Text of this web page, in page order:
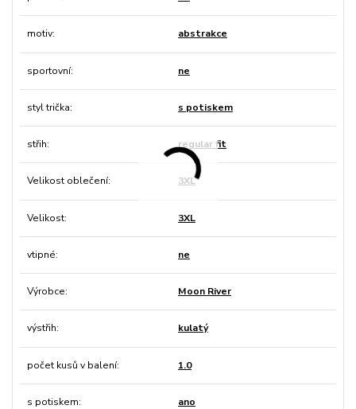
motiv abstrakce
sportovní ne
styl trička s potiskem
střih regular fit
Velikost oblečení 3XL
Velikost 3XL
vtipné ne
Výrobce Moon River
výstřih kulatý
počet kusů v balení 1.0
s potiskem ano